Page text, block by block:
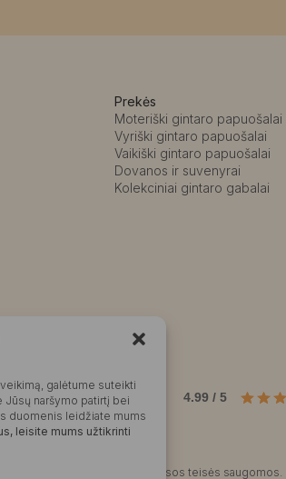
galėtume suteikti
Jūsų naršymo patirtį bei
duomenis leidžiate mums
leisite mums užtikrinti
Prekės
Moteriški gintaro papuošalai
Vyriški gintaro papuošalai
Vaikiški gintaro papuošalai
Dovanos ir suvenyrai
Kolekciniai gintaro gabalai
Produktų įvertinimas 4.99 / 5
©2025 Visos teisės saugomos.